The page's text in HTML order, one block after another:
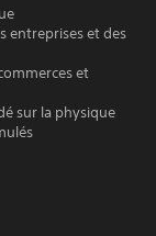
entreprises et des
et
sur la physique